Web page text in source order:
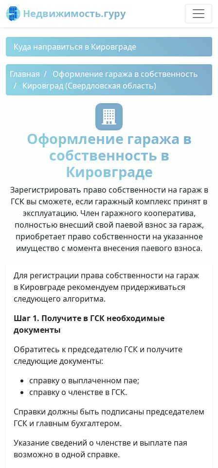
Недвижимость.гуру
Куда направиться в Кировграде
Главная
Оформление гаража в собственность
Кировград (Свердловская область)
Оформление гаража в
собственность в
Кировграде
Зарегистрировать право собственности на гараж в
ГСК вы сможете, если гаражный комплекс принят в
эксплуатацию. Член гаражного кооператива,
полностью внесший свой паевой взнос за гараж,
приобретает право собственности на указанное
имущество с момента внесения паевого взноса.
Для регистрации права собственности на гараж
в Кировграде рекомендуем придерживаться
следующего алгоритма.
Шаг 1. Получите в ГСК необходимые
документы
Обратитесь к председателю ГСК и получите
следующие документы:
справку о выплаченном пае;
справку о членстве в ГСК.
Справки должны быть подписаны председателем
ГСК и главным бухгалтером.
Указание сведений о членстве и выплате пая
возможно в одной справке.